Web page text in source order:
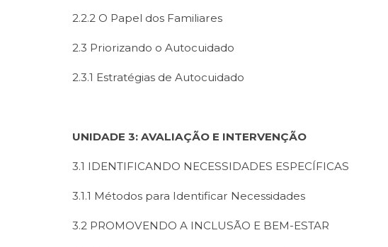
2.2.2 O Papel dos Familiares
2.3 Priorizando o Autocuidado
2.3.1 Estratégias de Autocuidado
UNIDADE 3: AVALIAÇÃO E INTERVENÇÃO
3.1 IDENTIFICANDO NECESSIDADES ESPECÍFICAS
3.1.1 Métodos para Identificar Necessidades
3.2 PROMOVENDO A INCLUSÃO E BEM-ESTAR